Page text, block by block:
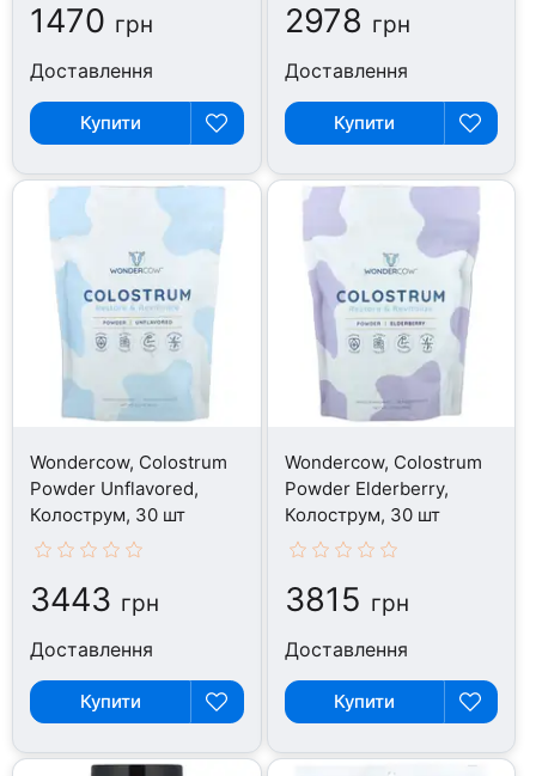
1470 грн
Доставлення
Купити
2978 грн
Доставлення
Купити
Wondercow, Colostrum
Powder Unflavored,
Колострум, 30 шт
3443 грн
Доставлення
Купити
Wondercow, Colostrum
Powder Elderberry,
Колострум, 30 шт
3815 грн
Доставлення
Купити